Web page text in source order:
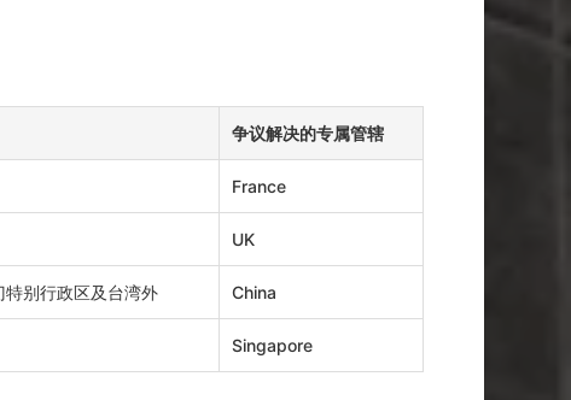
争议解决的专属管辖
France
UK
别行政区及台湾外 China
Singapore